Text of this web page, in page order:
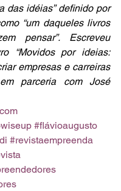
das idéias” definido por
“um daqueles livros
pensar”. Escreveu
“Movidos por ideias:
empresas e carreiras
em parceria com José
#flávioaugusto
#revistaempreenda